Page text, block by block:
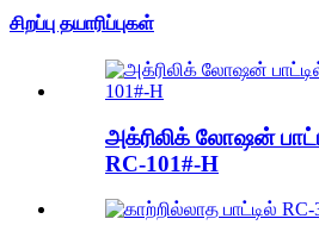
சிறப்பு தயாரிப்புகள்
அக்ரிலிக் லோஷன்
RC-101#-H